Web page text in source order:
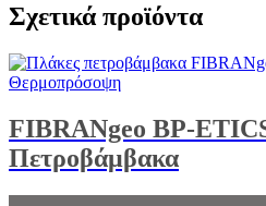
Σχετικά προϊόντα
FIBRANgeo BP-
Πετροβάμβακα